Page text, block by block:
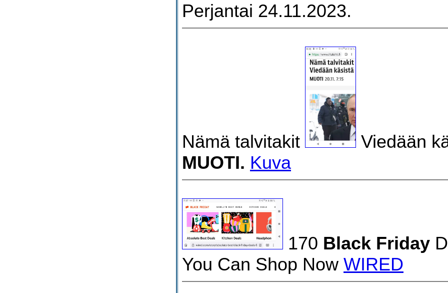
Perjantai 24.11.2023.
Nämä talvitakit
Viedään
MUOTI. Kuva
170 Black Friday
You Can Shop Now WIRED